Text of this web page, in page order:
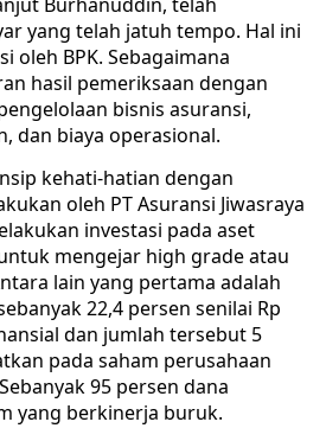
yang telah jatuh tempo. Hal ini
oleh BPK. Sebagaimana
hasil pemeriksaan dengan
bisnis asuransi,
dan biaya operasional.
kehati-hatian dengan
oleh PT Asuransi Jiwasraya
investasi pada aset
mengejar high grade atau
lain yang pertama adalah
22,4 persen senilai Rp
dan jumlah tersebut 5
pada saham perusahaan
95 persen dana
yang berkinerja buruk.